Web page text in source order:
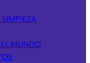
MUNDO